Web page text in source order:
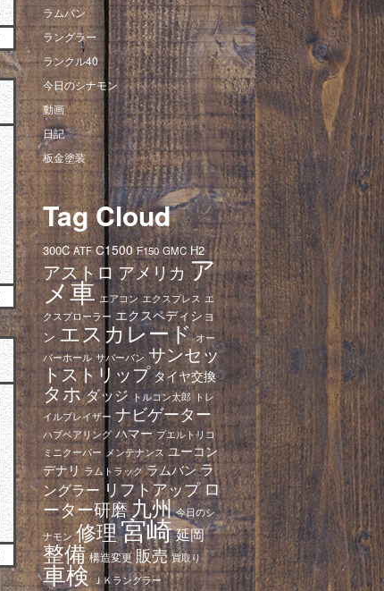
ラムバン
ラングラー
ランクル40
今日のシナモン
動画
日記
板金塗装
Tag Cloud
300C ATF C1500 F150 GMC H2
アストロアメリカア
メ車 エアコン エクスプレス エ
クスプローラー エクスペディショ
ン エスカレード オー
バーホール サバーバン サンセッ
トストリップ タイヤ交換
タホダッジ トルコン太郎 トレ
イルブレイザー ナビゲーター
ハブベアリング ハマー プエルトリコ
ミニクーパー メンテナンス ユーコン
デナリ ラムトラック ラムバン ラ
ングラー リフトアップロ
ーター研磨九州 今日のシ
ナモン 修理宮崎延岡
整備 構造変更 販売 買取り
車検 ＪＫラングラー